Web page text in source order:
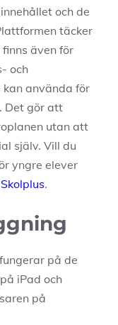
och de
täcker
även för
och
använda för
Det gör att
utan att
själv. Vill du
yngre elever
Skolplus.
på de
iPad och
på